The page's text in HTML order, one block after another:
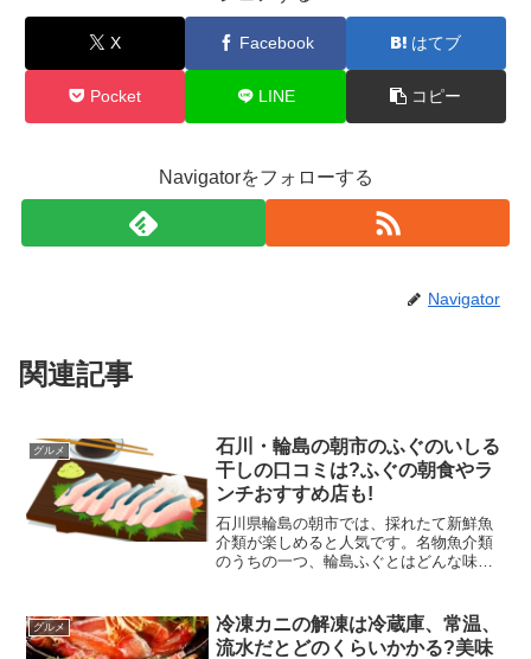
X Facebook はてブ
Pocket LINE コピー
Navigatorをフォローする
Navigator
関連記事
グルメ
石川・輪島の朝市のふぐのいしる
干しの口コミは?ふぐの朝食やラ
ンチおすすめ店も!
石川県輪島の朝市では、採れたて新鮮魚
介類が楽しめると人気です。名物魚介類
のうちの一つ、輪島ふぐとはどんな味な
{b.MoshimoAffiliateObject=...
グルメ
冷凍カニの解凍は冷蔵庫、常温、
流水だとどのくらいかかる?美味